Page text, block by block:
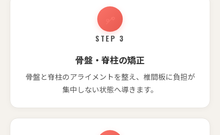
STEP 3
骨盤・脊柱の矯正
骨盤と脊柱のアライメントを整え、椎間板に負担が
集中しない状態へ導きます。